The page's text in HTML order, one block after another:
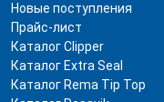
Новые поступления
Прайс-лист
Каталог Clipper
Каталог Extra Seal
Каталог Rema Tip Top